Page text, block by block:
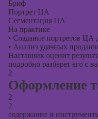
Бриф
Портрет ЦА
Сегментация ЦА
На практике
• Создание портретов ЦА
• Анализ удачных
Наставник оценит
подробно разберет его с
2
Оформление
2
2
содержание и